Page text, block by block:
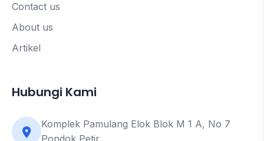
Contact us
About us
Artikel
Hubungi Kami
Komplek Pamulang Elok Blok M 1 A, No 7
Pondok Petir